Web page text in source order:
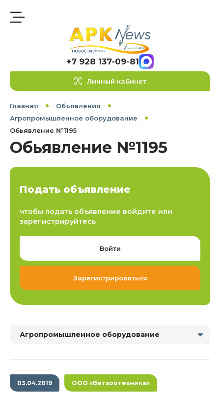
+7 928 137-09-81
Личный кабинет
Главная
Объявления
Агропромышленное оборудование
Обьявление №1195
Обьявление №1195
Подать объявление
чтобы подать объявление войдите или
зарегистрируйтесь
Войти
Зарегистрироваться
Агропромышленное оборудование
03.04.2019 ООО «Ветзоотехника»